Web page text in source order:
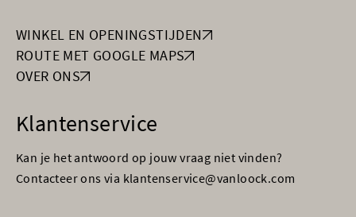
WINKEL EN OPENINGSTIJDEN
ROUTE MET GOOGLE MAPS
OVER ONS
Klantenservice
Kan je het antwoord op jouw vraag niet vinden?
Contacteer ons via klantenservice@vanloock.com